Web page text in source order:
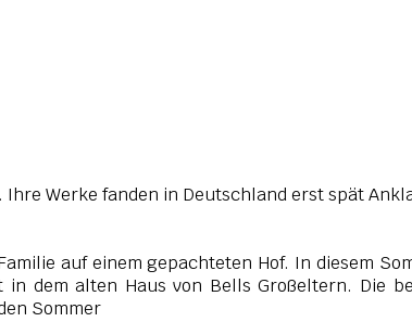
Werke fanden in Deutschland erst spät
auf einem gepachteten Hof. In diesem
dem alten Haus von Bells Großeltern. Die
Sommer